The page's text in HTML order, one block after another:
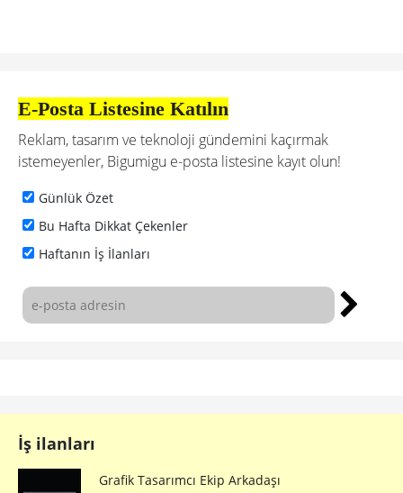
E-Posta Listesine Katılın
Reklam, tasarım ve teknoloji gündemini kaçırmak
istemeyenler, Bigumigu e-posta listesine kayıt olun!
Günlük Özet
Bu Hafta Dikkat Çekenler
Haftanın İş İlanları
İş ilanları
Grafik Tasarımcı Ekip Arkadaşı